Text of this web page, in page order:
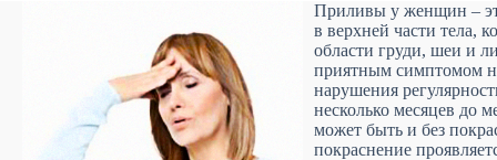
Приливы у женщин –
в верхней части тела,
области груди, шеи и
приятным симптомом
нарушения
несколько месяцев до
может быть и без
покраснение